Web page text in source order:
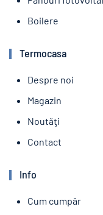
Boilere
Termocasa
Despre noi
Magazin
Noutăţi
Contact
Info
Cum cumpăr